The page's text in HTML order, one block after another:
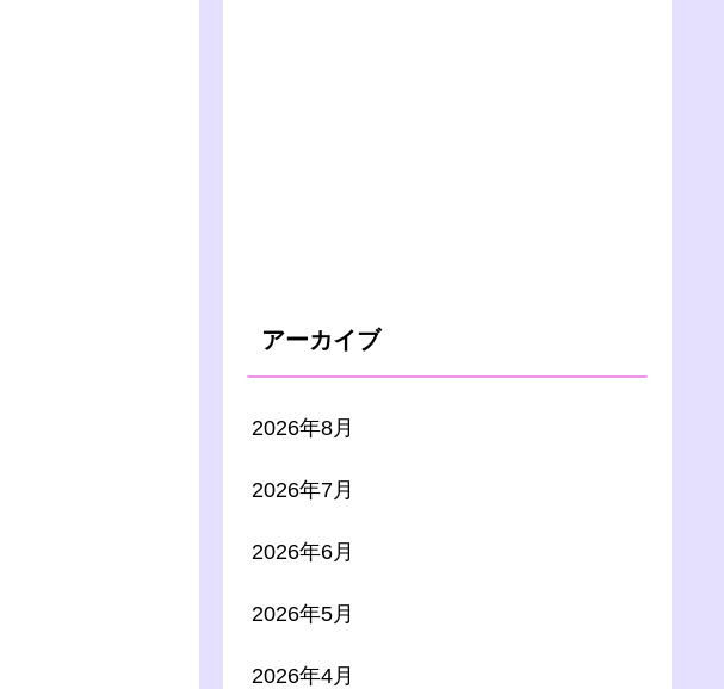
アーカイブ
2026年8月
2026年7月
2026年6月
2026年5月
2026年4月